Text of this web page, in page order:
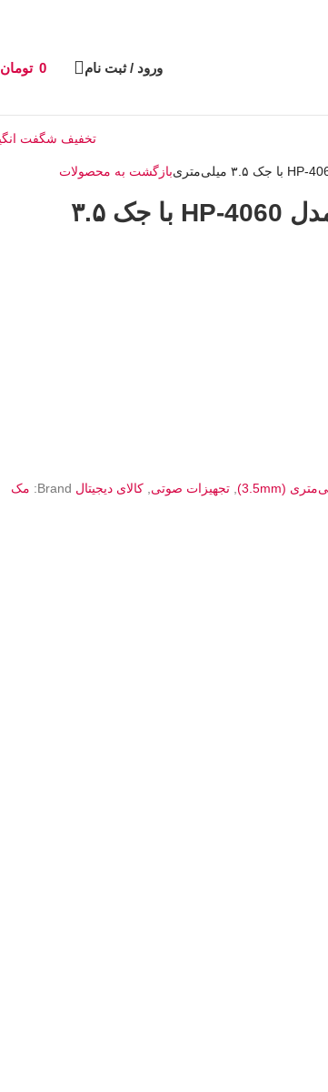
ورود / ثبت نام 0 تومان
تخفیف شگفت
بازگشت به محصولات
هندزفری سیمی مک‌دودو مدل HP-4060 با جک ۳.۵
تجهیزات صوتی کالای دیجیتال Brand:
مک